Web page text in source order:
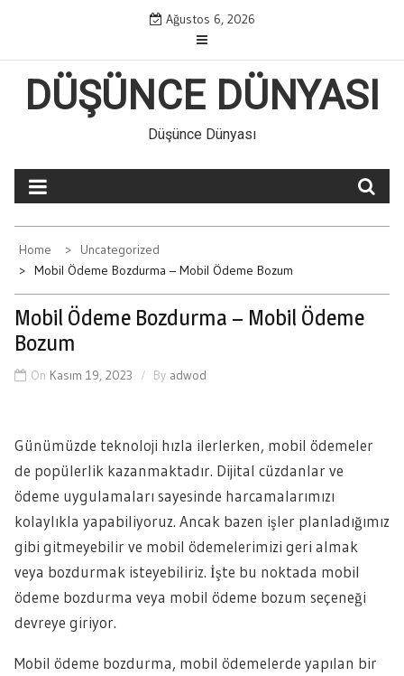
content
Ağustos 6, 2026
DÜŞÜNCE DÜNYASI
Düşünce Dünyası
Home
Uncategorized
Mobil Ödeme Bozdurma – Mobil Ödeme Bozum
Mobil Ödeme Bozdurma – Mobil Ödeme
Bozum
On Kasım 19, 2023 By adwod
Günümüzde teknoloji hızla ilerlerken, mobil ödemeler
de popülerlik kazanmaktadır. Dijital cüzdanlar ve
ödeme uygulamaları sayesinde harcamalarımızı
kolaylıkla yapabiliyoruz. Ancak bazen işler planladığımız
gibi gitmeyebilir ve mobil ödemelerimizi geri almak
veya bozdurmak isteyebiliriz. İşte bu noktada mobil
ödeme bozdurma veya mobil ödeme bozum seçeneği
devreye giriyor.
Mobil ödeme bozdurma, mobil ödemelerde yapılan bir